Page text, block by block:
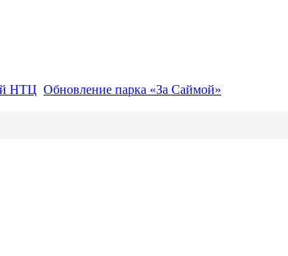
НТЦ Обновление парка «За Саймой»